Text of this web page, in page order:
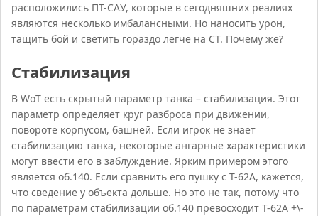
расположились ПТ-САУ, которые в сегодняшних реалиях
являются несколько имбалансными. Но наносить урон,
тащить бой и светить гораздо легче на СТ. Почему же?
Стабилизация
В WoT есть скрытый параметр танка – стабилизация. Этот
параметр определяет круг разброса при движении,
повороте корпусом, башней. Если игрок не знает
стабилизацию танка, некоторые ангарные характеристики
могут ввести его в заблуждение. Ярким примером этого
является об.140. Если сравнить его пушку с Т-62А, кажется,
что сведение у объекта дольше. Но это не так, потому что
по параметрам стабилизации об.140 превосходит Т-62А +\-